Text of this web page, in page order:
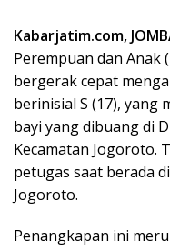
Kabarjatim.com,
Perempuan dan Anak
bergerak cepat
berinisial S (17), yang
bayi yang dibuang di
Kecamatan Jogoroto.
petugas saat berada
Jogoroto.
Penangkapan ini